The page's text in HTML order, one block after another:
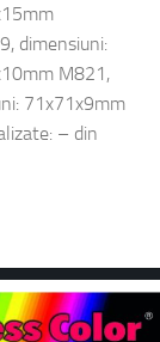
dimensiuni:
M821,
71x71x9mm
– din